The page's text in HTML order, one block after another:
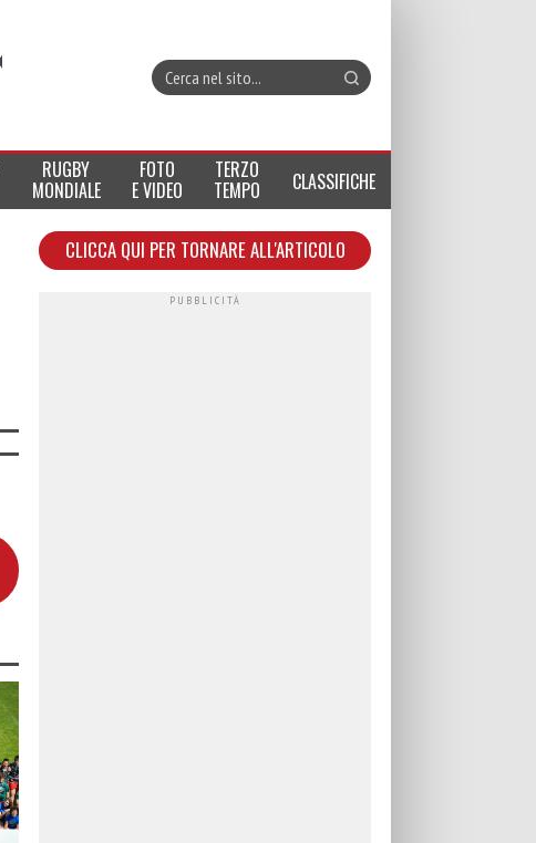
RUGBY
MONDIALE
FOTO
E VIDEO
TERZO
TEMPO CLASSIFICHE
CLICCA QUI PER TORNARE ALL'ARTICOLO